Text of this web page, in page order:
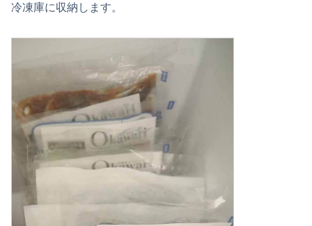
冷凍庫に収納します。